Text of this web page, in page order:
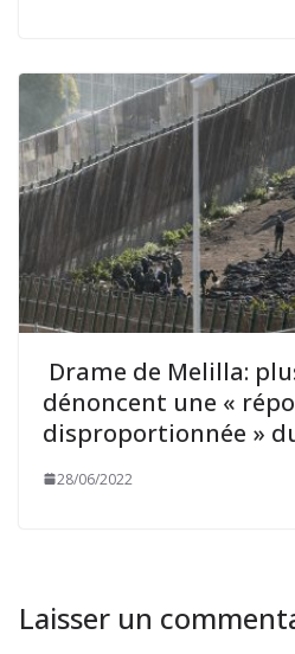
Drame de Melilla:
dénoncent une «
disproportionnée »
28/06/2022
Laisser un